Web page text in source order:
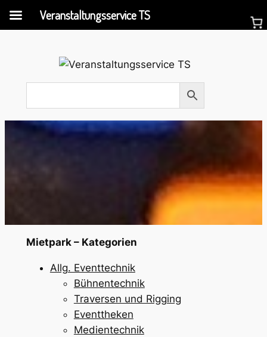
Mietpark – Kategorien
Allg. Eventtechnik
Bühnentechnik
Traversen und Rigging
Eventtheken
Medientechnik
Veranstaltungsservice TS